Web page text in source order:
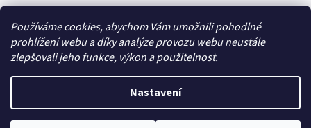
Používáme cookies, abychom Vám umožnili pohodlné
prohlížení webu a díky analýze provozu webu neustále
zlepšovali jeho funkce, výkon a použitelnost.
Nastavení
Vytvořil Shoptet
Copyright 2026Epřístroje.cz. Všechna práva vyhrazena.Upravit